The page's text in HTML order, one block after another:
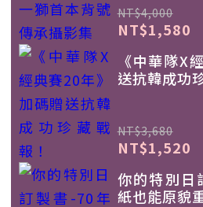
NT$4,000
NT$1,580
《中華隊X
送抗韓成功
NT$3,680
NT$1,520
你的特別日
紙也能原貌